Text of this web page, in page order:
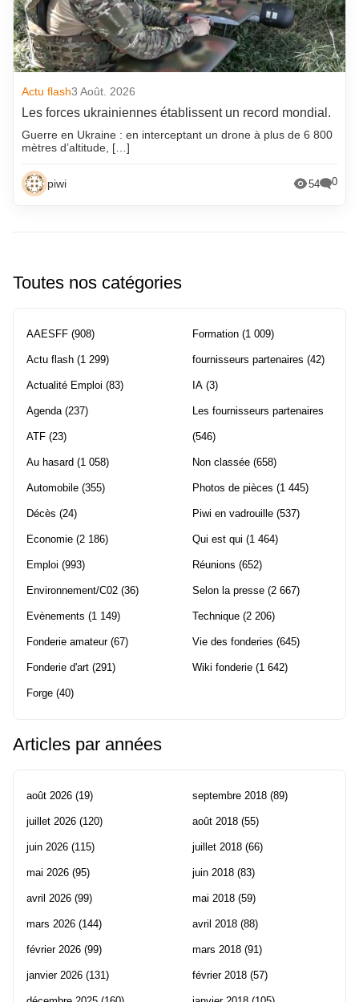
Actu flash3 Août. 2026
Les forces ukrainiennes établissent un record mondial.
Guerre en Ukraine : en interceptant un drone à plus de 6 800
mètres d’altitude, […]
piwi 54 0
Toutes nos catégories
AAESFF (908)
Actu flash (1 299)
Actualité Emploi (83)
Agenda(237)
ATF (23)
Au hasard (1 058)
Automobile (355)
Décès (24)
Economie (2 186)
Emploi (993)
Environnement/C02 (36)
Evènements (1 149)
Fonderie amateur(67)
Fonderie d'art (291)
Forge (40)
Formation (1 009)
fournisseurs partenaires (42)
IA (3)
Les fournisseurs partenaires
(546)
Non classée (658)
Photos de pièces (1 445)
Piwi en vadrouille (537)
Qui est qui (1 464)
Réunions (652)
Selon la presse (2 667)
Technique (2 206)
Vie des fonderies (645)
Wiki fonderie (1 642)
Articles par années
août 2026 (19)
juillet 2026 (120)
juin 2026 (115)
mai 2026 (95)
avril 2026 (99)
mars 2026 (144)
février 2026 (99)
janvier 2026 (131)
septembre 2018 (89)
août 2018 (55)
juillet 2018 (66)
juin 2018 (83)
mai 2018 (59)
avril 2018 (88)
mars 2018 (91)
février 2018 (57)